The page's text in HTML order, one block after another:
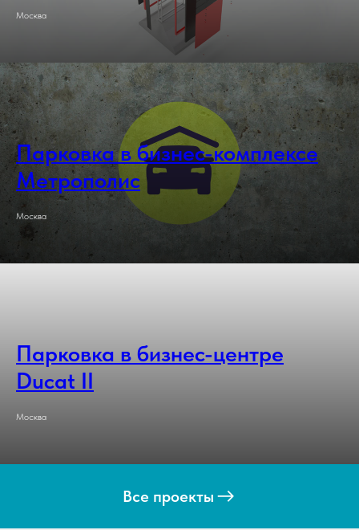
Москва
Парковка в бизнес-комплексе
Метрополис
Москва
Парковка в бизнес-центре
Ducat II
Москва
Все проекты